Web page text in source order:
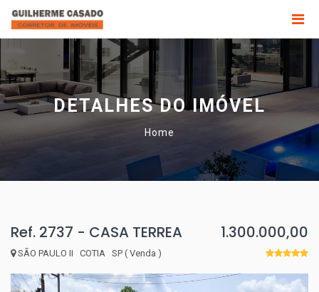
DETALHES DO IMÓVEL
Home
Ref. 2737 - CASA TERREA
SÃO PAULO II COTIA SP ( Venda )
1.300.000,00